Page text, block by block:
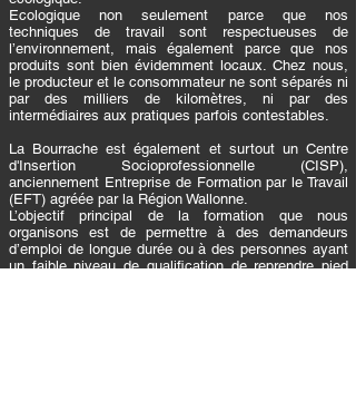
Ecologique non seulement parce que nos
techniques de travail sont respectueuses de
l’environnement, mais également parce que nos
produits sont bien évidemment locaux. Chez nous,
le producteur et le consommateur ne sont séparés ni
par des milliers de kilomètres, ni par des
intermédiaires aux pratiques parfois contestables.
La Bourrache est également et surtout un Centre
d'Insertion Socioprofessionnelle (CISP),
anciennement Entreprise de Formation par le Travail
(EFT) agréée par la Région Wallonne.
L’objectif principal de la formation que nous
organisons est de permettre à des demandeurs
d’emploi de longue durée ou à des personnes ayant
un faible niveau de qualification de reprendre pied